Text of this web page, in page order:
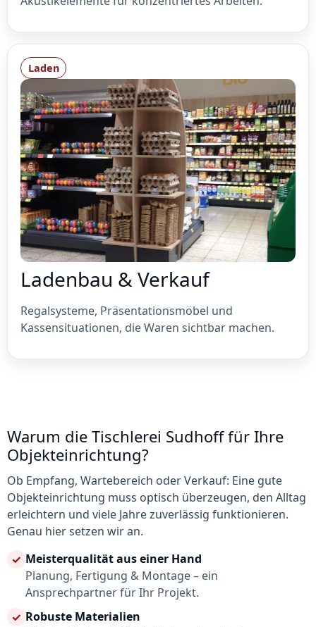
Laden
Ladenbau & Verkauf
Regalsysteme, Präsentationsmöbel und
Kassensituationen, die Waren sichtbar machen.
Warum die Tischlerei Sudhoff für Ihre
Objekteinrichtung?
Ob Empfang, Wartebereich oder Verkauf: Eine gute
Objekteinrichtung muss optisch überzeugen, den Alltag
erleichtern und viele Jahre zuverlässig funktionieren.
Genau hier setzen wir an.
✓ Meisterqualität aus einer Hand
Planung, Fertigung & Montage – ein
Ansprechpartner für Ihr Projekt.
✓ Robuste Materialien